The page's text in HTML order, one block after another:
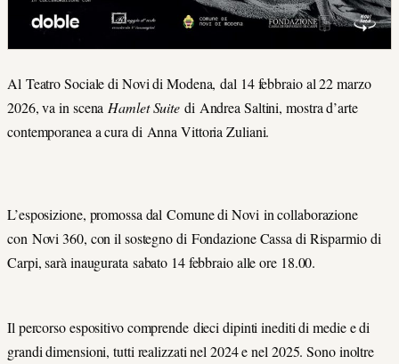
Al Teatro Sociale di Novi di Modena, dal 14 febbraio al 22 marzo
2026, va in scena Hamlet Suite di Andrea Saltini, mostra d’arte
contemporanea a cura di Anna Vittoria Zuliani.
L’esposizione, promossa dal Comune di Novi in collaborazione
con Novi 360, con il sostegno di Fondazione Cassa di Risparmio di
Carpi, sarà inaugurata sabato 14 febbraio alle ore 18.00.
Il percorso espositivo comprende dieci dipinti inediti di medie e di
grandi dimensioni, tutti realizzati nel 2024 e nel 2025. Sono inoltre